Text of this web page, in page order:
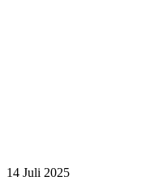
14 Juli 2025